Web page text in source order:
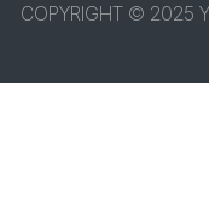
COPYRIGHT © 2025